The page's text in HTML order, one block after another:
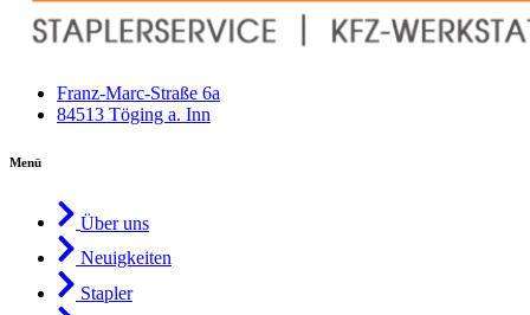
Franz-Marc-Straße 6a
84513 Töging a. Inn
Menü
Über uns
Neuigkeiten
Stapler